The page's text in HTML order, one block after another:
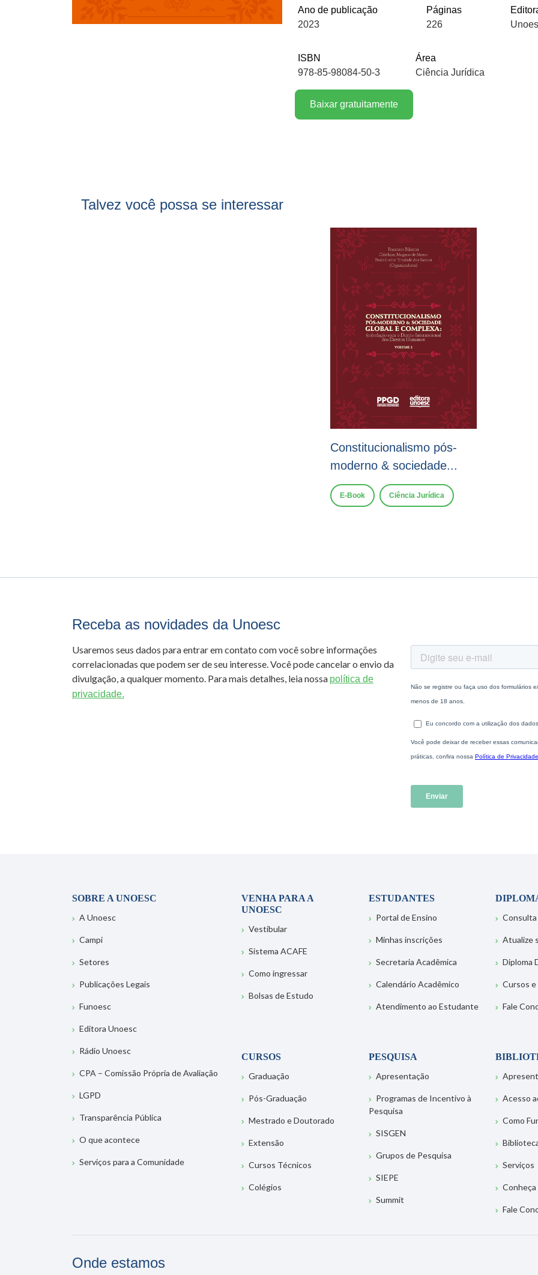
Ano de publicação
2023
Páginas
226
ISBN
978-85-98084-50-3
Área
Ciência Jurídica
Baixar gratuitamente
Talvez você possa se interessar
Constitucionalismo pós-
moderno & sociedade...
E-Book Ciência Jurídica
Receba as novidades da Unoesc
Usaremos seus dados para entrar em contato com você sobre informações
correlacionadas que podem ser de seu interesse. Você pode cancelar o envio da
divulgação, a qualquer momento. Para mais detalhes, leia nossa política de
privacidade.
SOBRE A UNOESC
A Unoesc
Campi
Setores
Publicações Legais
Funoesc
Editora Unoesc
Rádio Unoesc
CPA – Comissão Própria de Avaliação
LGPD
Transparência Pública
O que acontece
Serviços para a Comunidade
VENHA PARA A
UNOESC
Vestibular
Sistema ACAFE
Como ingressar
Bolsas de Estudo
ESTUDANTES
Portal de Ensino
Minhas inscrições
Secretaria Acadêmica
Calendário Acadêmico
Atendimento ao Estudante
Consulta
Atualize
Diploma
Cursos
Fale
CURSOS
Graduação
Pós-Graduação
Mestrado e Doutorado
Extensão
Cursos Técnicos
Colégios
PESQUISA
Apresentação
Programas de Incentivo à
Pesquisa
SISGEN
Grupos de Pesquisa
SIEPE
Summit
Acesso
Como
Serviços
Fale
Onde estamos